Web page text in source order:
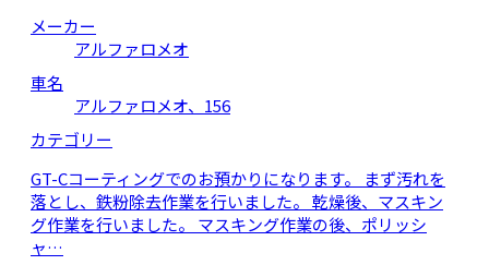
メーカー
アルファロメオ
車名
アルファロメオ、156
カテゴリー
GT-Cコーティングでのお預かりになります。 まず汚れを
落とし、鉄粉除去作業を行いました。 乾燥後、マスキン
グ作業を行いました。 マスキング作業の後、ポリッシ
ャ…